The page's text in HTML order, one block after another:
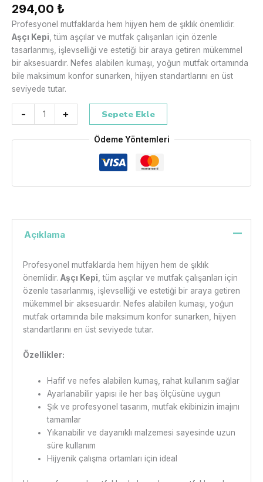
294,00 ₺
Profesyonel mutfaklarda hem hijyen hem de şıklık önemlidir.
Aşçı Kepi , tüm aşçılar ve mutfak çalışanları için özenle
tasarlanmış, işlevselliği ve estetiği bir araya getiren mükemmel
bir aksesuardır. Nefes alabilen kumaşı, yoğun mutfak ortamında
bile maksimum konfor sunarken, hijyen standartlarını en üst
seviyede tutar.
- + Sepete Ekle
Ödeme Yöntemleri
Açıklama
Profesyonel mutfaklarda hem hijyen hem de şıklık
önemlidir. Aşçı Kepi , tüm aşçılar ve mutfak çalışanları için
özenle tasarlanmış, işlevselliği ve estetiği bir araya getiren
mükemmel bir aksesuardır. Nefes alabilen kumaşı, yoğun
mutfak ortamında bile maksimum konfor sunarken, hijyen
standartlarını en üst seviyede tutar.
Özellikler:
Hafif ve nefes alabilen kumaş, rahat kullanım sağlar
Ayarlanabilir yapısı ile her baş ölçüsüne uygun
Şık ve profesyonel tasarım, mutfak ekibinizin imajını
tamamlar
Yıkanabilir ve dayanıklı malzemesi sayesinde uzun
süre kullanım
Hijyenik çalışma ortamları için ideal